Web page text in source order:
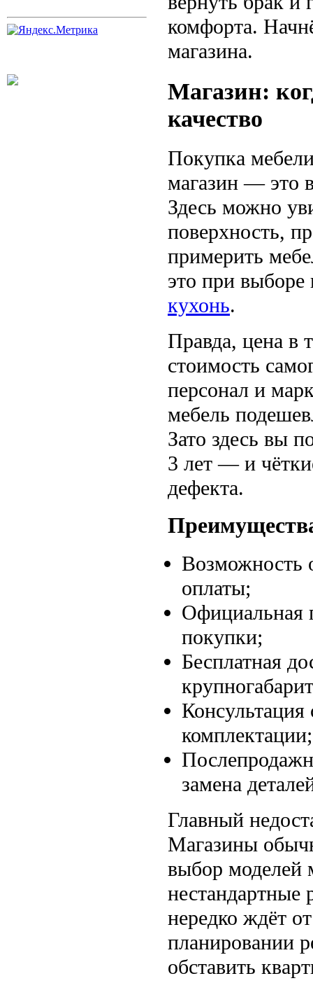
комфорта.
магазина.
Магазин:
качество
Покупка
магазин — это
Здесь можно
поверхность,
примерить
это при выборе
кухонь.
Правда, цена в
стоимость
персонал и
мебель
Зато здесь вы
3 лет — и
дефекта.
Возможность
оплаты;
Официальная
покупки;
Бесплатная
Консультация
комплектации;
замена
Главный
Магазины
выбор моделей
нестандартные
нередко ждёт
планировании
обставить